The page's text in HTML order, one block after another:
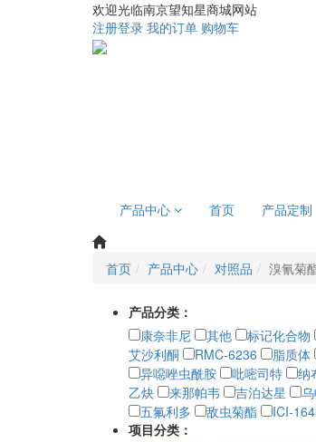
欢迎光临南京望知星商城网站
注册登录 我的订单 购物车
产品中心
首页 产品定制
首页 产品中心 对照品 溴氰菊
产品分类：
康奈非尼
其他 标记化合物
艾沙利酮
RMC-6236 脂质体
异噁唑虫酰胺
吡嘧司特 纳
乙炔
来那帕韦 吉泊达星
五氟利多
敌虫菊酯 ICI-
项目分类：